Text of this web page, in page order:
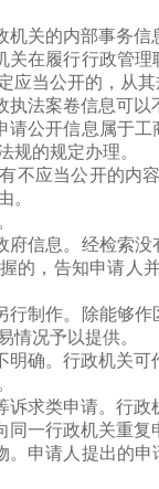
机关的内部事务
关在履行行政管
应当公开的，从其
执法案卷信息可
请公开信息属于
规的规定办理。
不应当公开的内
。
府信息。经检索
的，告知申请人
行制作。除能够
情况予以提供。
明确。行政机关可
诉求类申请。行政
同一行政机关重
。申请人提出的